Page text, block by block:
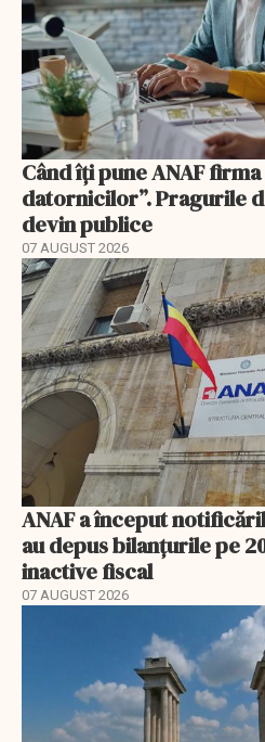
Când îți pune ANAF
datornicilor”. Pragurile
devin publice
07 AUGUST 2026
ANAF a început
au depus bilanțurile pe
inactive fiscal
07 AUGUST 2026